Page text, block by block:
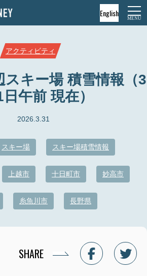
English
アクティビティ
スキー場 積雪情報（3
日午前 現在）
2026.3.31
スキー場 スキー場積雪情報
上越市 十日町市 妙高市
糸魚川市 長野県
SHARE